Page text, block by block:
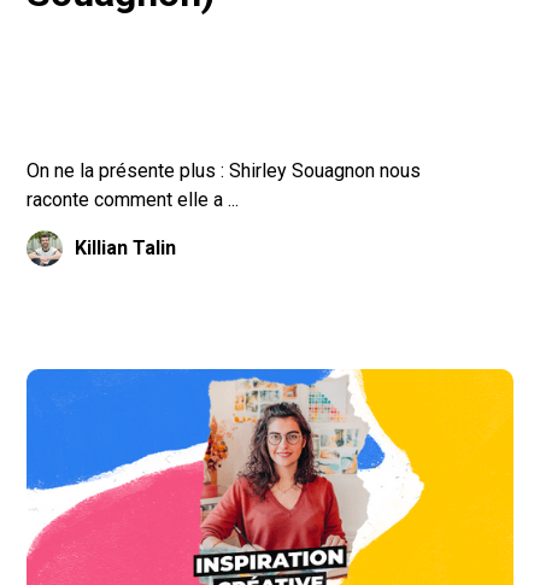
On ne la présente plus : Shirley Souagnon nous
raconte comment elle a ...
Killian Talin